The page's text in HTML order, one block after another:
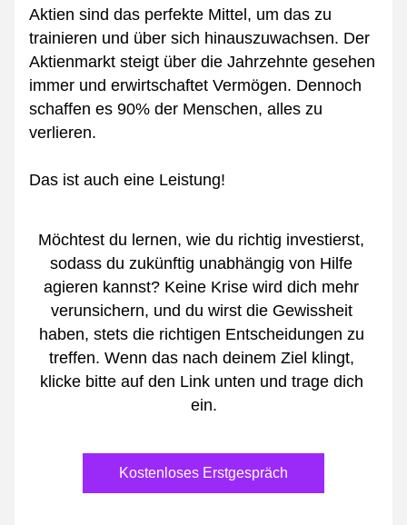
Aktien sind das perfekte Mittel, um das zu
trainieren und über sich hinauszuwachsen. Der
Aktienmarkt steigt über die Jahrzehnte gesehen
immer und erwirtschaftet Vermögen. Dennoch
schaffen es 90% der Menschen, alles zu
verlieren.
Das ist auch eine Leistung!
Möchtest du lernen, wie du richtig investierst,
sodass du zukünftig unabhängig von Hilfe
agieren kannst? Keine Krise wird dich mehr
verunsichern, und du wirst die Gewissheit
haben, stets die richtigen Entscheidungen zu
treffen. Wenn das nach deinem Ziel klingt,
klicke bitte auf den Link unten und trage dich
ein.
Kostenloses Erstgespräch